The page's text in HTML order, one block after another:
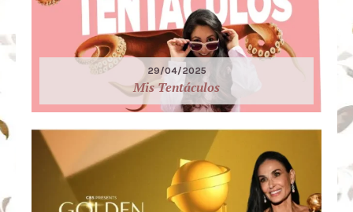
29/04/2025
Mis Tentáculos